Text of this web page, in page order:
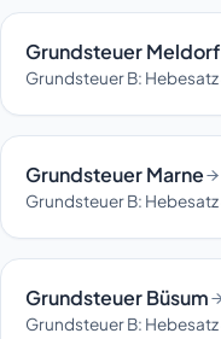
Grundsteuer Meldorf
Grundsteuer B:
Grundsteuer Marne
Grundsteuer B:
Grundsteuer Büsum
Grundsteuer B: